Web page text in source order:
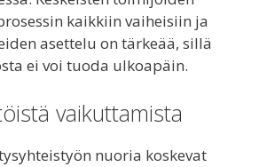
kaikkiin vaiheisiin ja
asettelu on tärkeää, sillä
ei voi tuoda ulkoapäin.
vaikuttamista
nuoria koskevat